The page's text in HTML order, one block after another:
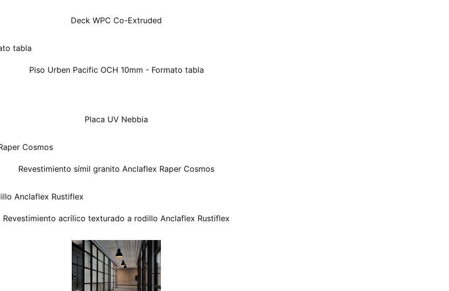
Deck WPC Co-Extruded
Piso Urben Pacific OCH 10mm - Formato tabla
Placa UV Nebbia
Revestimiento símil granito Anclaflex Raper Cosmos
Revestimiento acrílico texturado a rodillo Anclaflex Rustiflex